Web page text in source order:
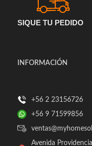
SIQUE TU PEDIDO
INFORMACIÓN
+56 2 23156726
+56 9 71599856
Avenida